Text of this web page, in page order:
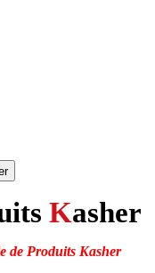
Kasher
de Produits Kasher